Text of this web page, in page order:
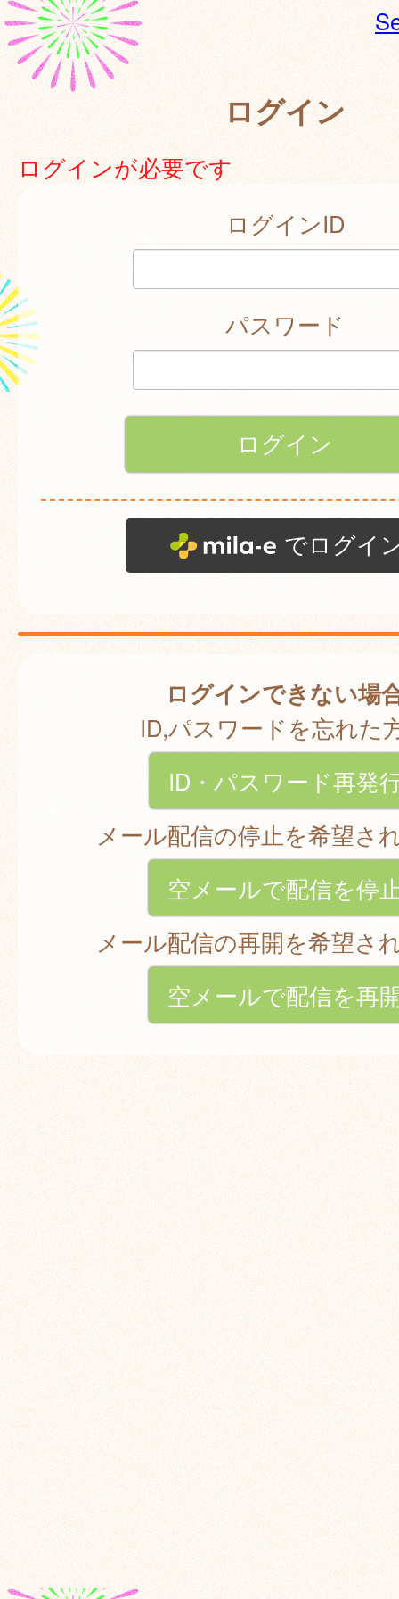
ログイン
ログインが必要です
ログインID
パスワード
でログイ
ログインできない場
ID,パスワードを忘れた
ID・パスワード再発
メール配信の停止を希望さ
空メールで配信を停
メール配信の再開を希望さ
空メールで配信を再